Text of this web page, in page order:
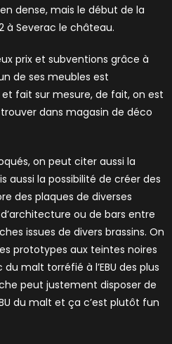
dense, mais le début de la
à Severac le château.
prix et subventions grâce à
de ses meubles est
fait sur mesure, de fait, on est
dans magasin de déco
on peut citer aussi la
aussi la possibilité de créer des
des plaques de diverses
ou de bars entre
issues de divers brassins. On
prototypes aux teintes noires
malt torréfié à l’EBU des plus
peut justement disposer de
du malt et ça c’est plutôt fun